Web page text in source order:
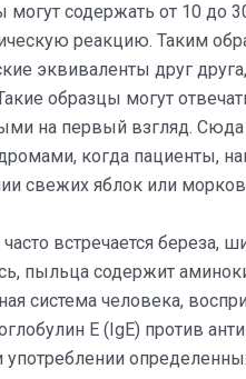
содержать от 10 до
реакцию. Таким
эквиваленты друг
образцы могут
на первый взгляд.
когда пациенты,
свежих яблок или
встречается береза,
пыльца содержит
система человека,
Е (IgE) против